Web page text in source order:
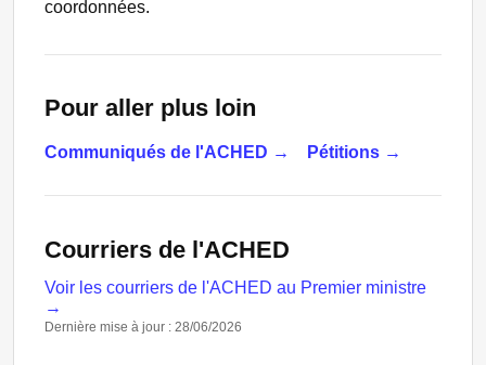
coordonnées.
Pour aller plus loin
Communiqués de l'ACHED → Pétitions →
Courriers de l'ACHED
Voir les courriers de l'ACHED au Premier ministre
→
Dernière mise à jour : 28/06/2026